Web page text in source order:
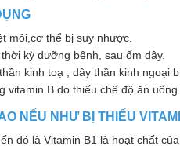
mỏi,cơ thể bị suy nhược.
kỳ dưỡng bệnh, sau ốm dậy.
kinh toạ , dây thần kinh ngoại
vitamin B do thiếu chế độ ăn uống.
NẾU NHƯ BỊ THIẾU
đó là Vitamin B1 là hoạt chất